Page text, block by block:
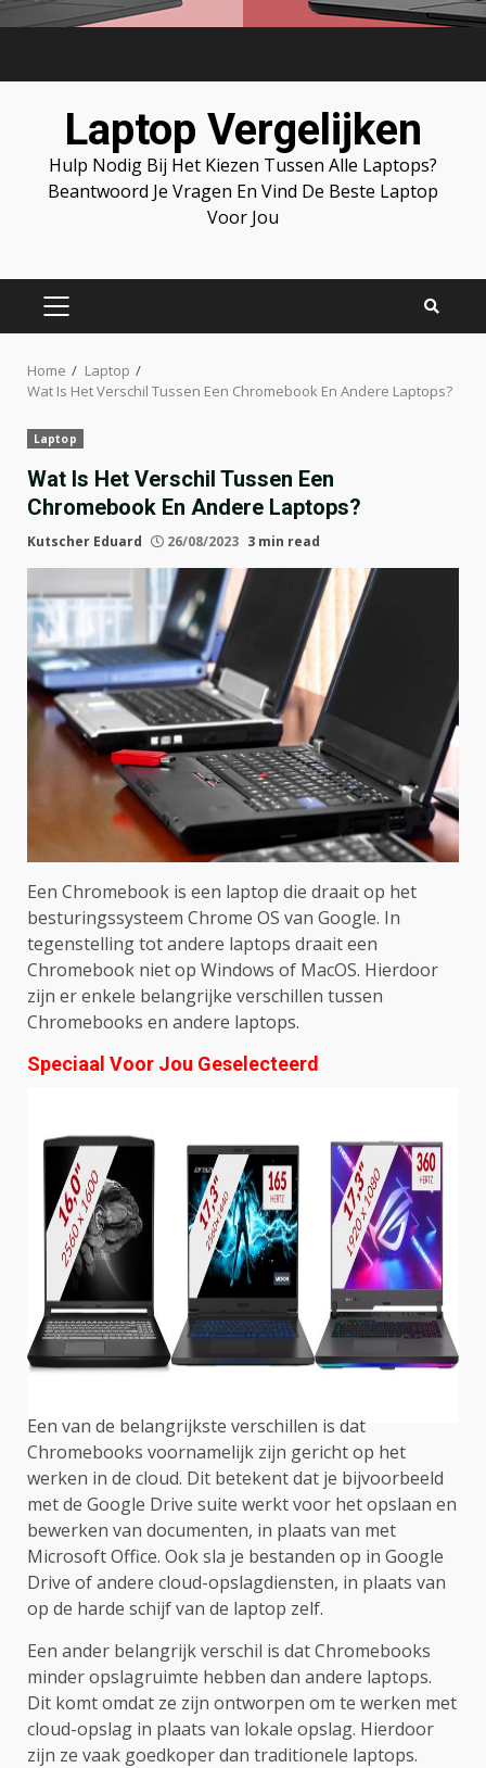
Laptop Vergelijken
Hulp Nodig Bij Het Kiezen Tussen Alle Laptops?
Beantwoord Je Vragen En Vind De Beste Laptop
Voor Jou
PRIMARY
Home
Laptop
Wat Is Het Verschil Tussen Een Chromebook En Andere Laptops?
Laptop
Wat Is Het Verschil Tussen Een
Chromebook En Andere Laptops?
Kutscher Eduard 26/08/2023 3 min read
Een Chromebook is een laptop die draait op het
besturingssysteem Chrome OS van Google. In
tegenstelling tot andere laptops draait een
Chromebook niet op Windows of MacOS. Hierdoor
zijn er enkele belangrijke verschillen tussen
Chromebooks en andere laptops.
Speciaal Voor Jou Geselecteerd
Een van de belangrijkste verschillen is dat
Chromebooks voornamelijk zijn gericht op het
werken in de cloud. Dit betekent dat je bijvoorbeeld
met de Google Drive suite werkt voor het opslaan en
bewerken van documenten, in plaats van met
Microsoft Office. Ook sla je bestanden op in Google
Drive of andere cloud-opslagdiensten, in plaats van
op de harde schijf van de laptop zelf.
Een ander belangrijk verschil is dat Chromebooks
minder opslagruimte hebben dan andere laptops.
Dit komt omdat ze zijn ontworpen om te werken met
cloud-opslag in plaats van lokale opslag. Hierdoor
zijn ze vaak goedkoper dan traditionele laptops.